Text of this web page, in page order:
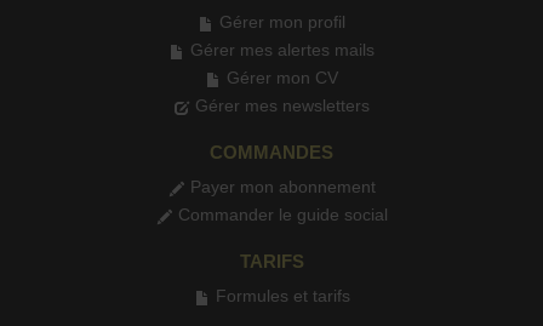
Gérer mon profil
Gérer mes alertes mails
Gérer mon CV
Gérer mes newsletters
COMMANDES
Payer mon abonnement
Commander le guide social
TARIFS
Formules et tarifs